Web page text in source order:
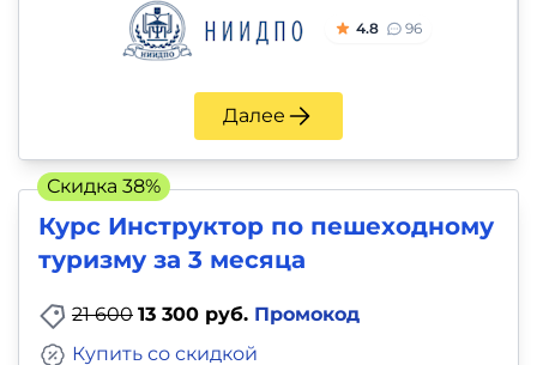
4.8 96
Далее
Курс Инструктор по пешеходному
туризму за 3 месяца
21 600 13 300 руб. Промокод
Купить со скидкой
Скидка 38%